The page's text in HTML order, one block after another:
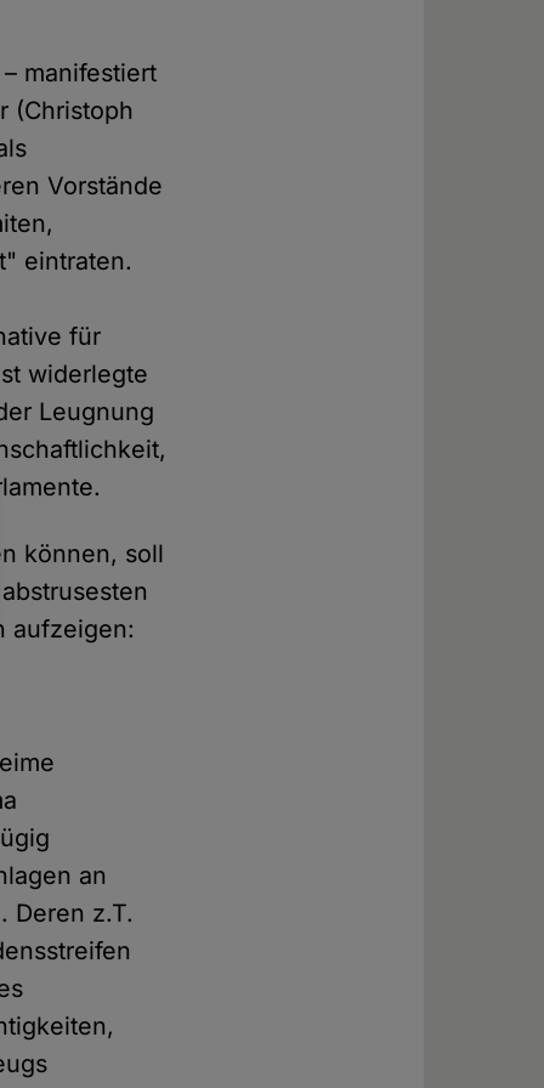
manifestiert
(Christoph
Vorstände
eintraten.
für
widerlegte
Leugnung
können, soll
aufzeigen:
an
Deren z.T.